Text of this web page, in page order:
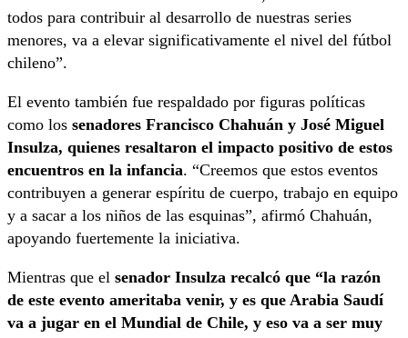
todos para contribuir al desarrollo de nuestras series
menores, va a elevar significativamente el nivel del fútbol
chileno”.
El evento también fue respaldado por figuras políticas
como los senadores Francisco Chahuán y José Miguel
Insulza, quienes resaltaron el impacto positivo de estos
encuentros en la infancia. “Creemos que estos eventos
contribuyen a generar espíritu de cuerpo, trabajo en equipo
y a sacar a los niños de las esquinas”, afirmó Chahuán,
apoyando fuertemente la iniciativa.
Mientras que el senador Insulza recalcó que “la razón
de este evento ameritaba venir, y es que Arabia Saudí
va a jugar en el Mundial de Chile, y eso va a ser muy